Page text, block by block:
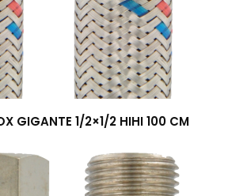
GIGANTE 1/2×1/2 HIHI 100 CM